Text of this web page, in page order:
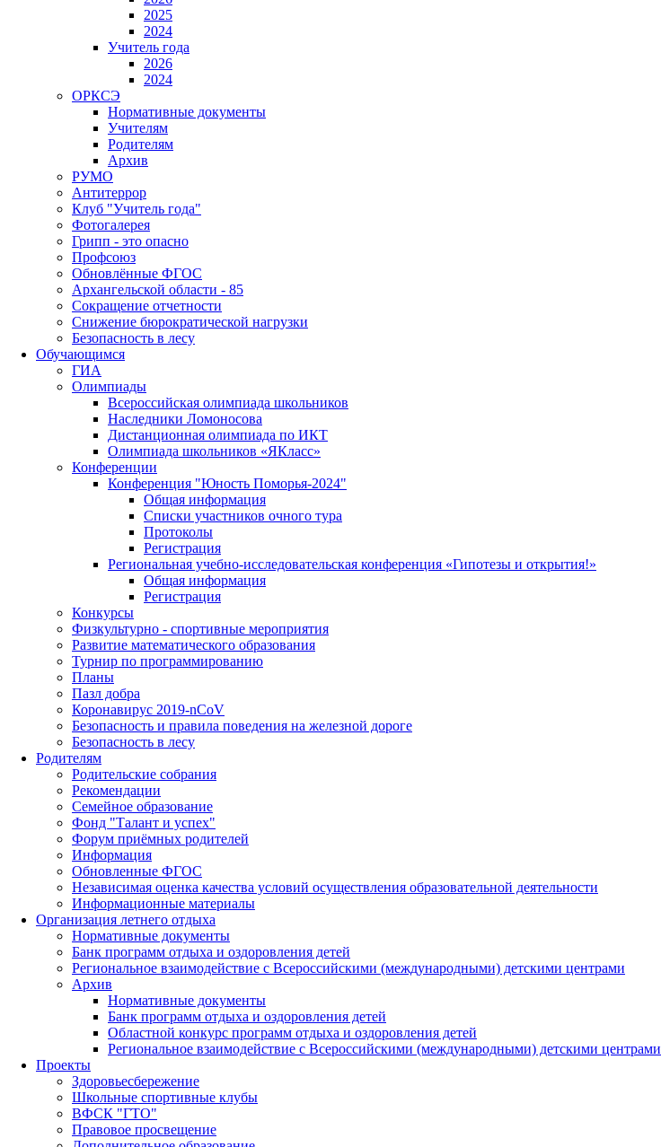
2025
2024
Учитель года
2026
2024
ОРКСЭ
Нормативные документы
Учителям
Родителям
Архив
РУМО
Антитеррор
Клуб "Учитель года"
Фотогалерея
Грипп - это опасно
Профсоюз
Обновлённые ФГОС
Архангельской области - 85
Сокращение отчетности
Снижение бюрократической нагрузки
Безопасность в лесу
Обучающимся
ГИА
Олимпиады
Всероссийская олимпиада школьников
Наследники Ломоносова
Дистанционная олимпиада по ИКТ
Олимпиада школьников «ЯКласс»
Конференции
Конференция "Юность Поморья-2024"
Общая информация
Списки участников очного тура
Протоколы
Регистрация
Региональная учебно-исследовательская конференция «Гипотезы и открытия!»
Общая информация
Регистрация
Конкурсы
Физкультурно - спортивные мероприятия
Развитие математического образования
Турнир по программированию
Планы
Пазл добра
Коронавирус 2019-nCoV
Безопасность и правила поведения на железной дороге
Безопасность в лесу
Родителям
Родительские собрания
Рекомендации
Семейное образование
Фонд "Талант и успех"
Форум приёмных родителей
Информация
Обновленные ФГОС
Независимая оценка качества условий осуществления образовательной деятельности
Информационные материалы
Организация летнего отдыха
Нормативные документы
Банк программ отдыха и оздоровления детей
Региональное взаимодействие с Всероссийскими (международными) детскими центрами
Архив
Нормативные документы
Банк программ отдыха и оздоровления детей
Областной конкурс программ отдыха и оздоровления детей
Региональное взаимодействие с Всероссийскими (международными) детскими центрами
Проекты
Здоровьесбережение
Школьные спортивные клубы
ВФСК "ГТО"
Правовое просвещение